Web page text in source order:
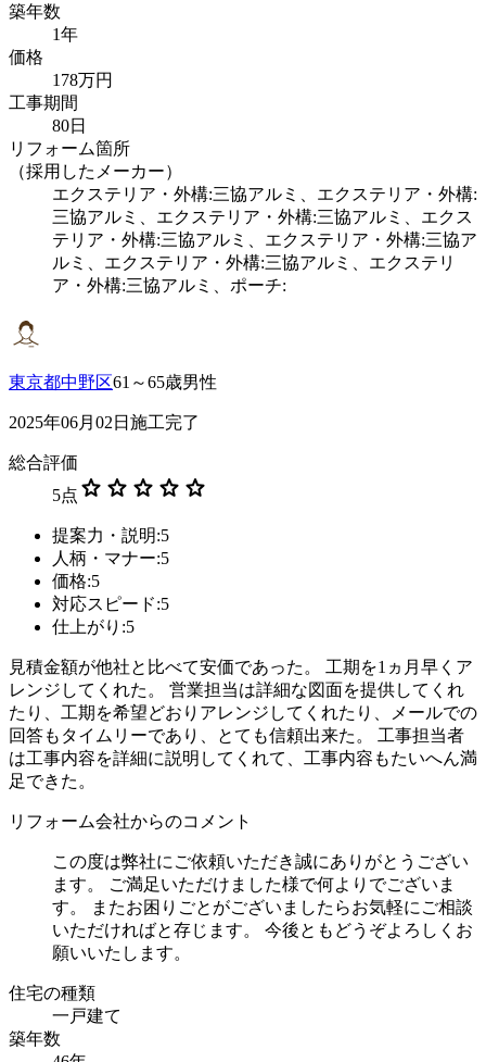
築年数
1年
価格
178万円
工事期間
80日
リフォーム箇所
（採用したメーカー）
エクステリア・外構:三協アルミ、エクステリア・外構:
三協アルミ、エクステリア・外構:三協アルミ、エクス
テリア・外構:三協アルミ、エクステリア・外構:三協ア
ルミ、エクステリア・外構:三協アルミ、エクステリ
ア・外構:三協アルミ、ポーチ:
東京都中野区61～65歳男性
2025年06月02日施工完了
総合評価
5点 star star star star star
提案力・説明:5
人柄・マナー:5
価格:5
対応スピード:5
仕上がり:5
見積金額が他社と比べて安価であった。 工期を1ヵ月早くア
レンジしてくれた。 営業担当は詳細な図面を提供してくれ
たり、工期を希望どおりアレンジしてくれたり、メールでの
回答もタイムリーであり、とても信頼出来た。 工事担当者
は工事内容を詳細に説明してくれて、工事内容もたいへん満
足できた。
リフォーム会社からのコメント
この度は弊社にご依頼いただき誠にありがとうござい
ます。 ご満足いただけました様で何よりでございま
す。 またお困りごとがございましたらお気軽にご相談
いただければと存じます。 今後ともどうぞよろしくお
願いいたします。
住宅の種類
一戸建て
築年数